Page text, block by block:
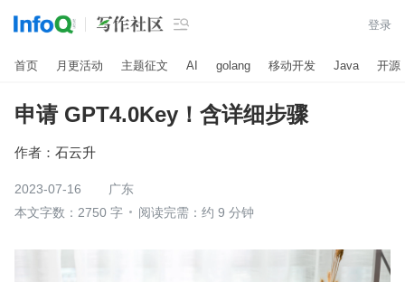
 登录
首页 月更活动 主题征文 AI golang 移动开发 Java 开源
申请 GPT4.0Key！含详细步骤
作者： 石云升
2023-07-16
广东
本文字数：2750 字
阅读完需：约 9 分钟